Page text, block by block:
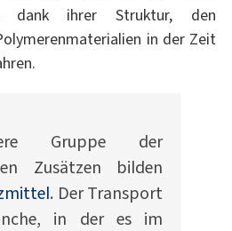
dank ihrer Struktur, den
in der Zeit
Gruppe der
Zusätzen bilden
. Der Transport
in der es im